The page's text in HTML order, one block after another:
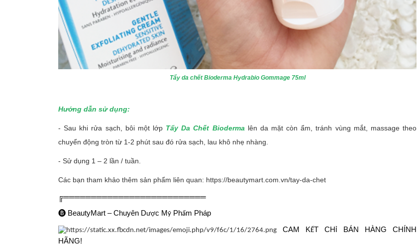
Tẩy da chết Bioderma Hydrabio Gommage 75ml
Hướng dẫn sử dụng:
- Sau khi rửa sạch, bôi một lớp Tẩy Da Chết Bioderma lên da mặt còn ẩm, tránh vùng mắt, massage theo
chuyển động tròn từ 1-2 phút sau đó rửa sạch, lau khô nhẹ nhàng.
- Sử dụng 1 – 2 lần / tuần.
Các bạn tham khảo thêm sản phẩm liên quan: https://beautymart.com.vn/tay-da-chet
╔══════════════════════════
🅑 BeautyMart – Chuyên Dược Mỹ Phẩm Pháp
CAM KẾT CHỈ
BÁN HÀNG CHÍNH
HÃNG!